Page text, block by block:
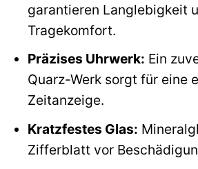
garantieren Langlebigkeit
Tragekomfort.
Präzises Uhrwerk: Ein
Quarz-Werk sorgt für eine
Zeitanzeige.
Kratzfestes Glas:
Zifferblatt vor